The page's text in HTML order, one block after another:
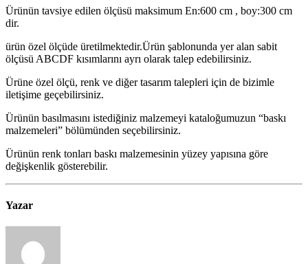
Ürünün tavsiye edilen ölçüsü maksimum En:600 cm , boy:300 cm
dir.
ürün özel ölçüde üretilmektedir.Ürün şablonunda yer alan sabit
ölçüsü ABCDF kısımlarını ayrı olarak talep edebilirsiniz.
Ürüne özel ölçü, renk ve diğer tasarım talepleri için de bizimle
iletişime geçebilirsiniz.
Ürünün basılmasını istediğiniz malzemeyi kataloğumuzun “baskı
malzemeleri” bölümünden seçebilirsiniz.
Ürünün renk tonları baskı malzemesinin yüzey yapısına göre
değişkenlik gösterebilir.
Yazar